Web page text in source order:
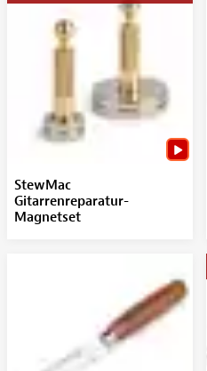
StewMac
Gitarrenreparatur-
Magnetset